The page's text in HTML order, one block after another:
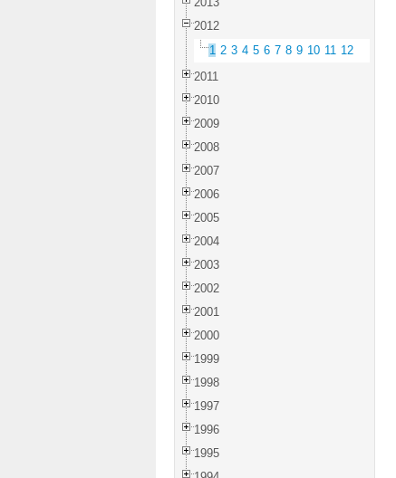
2012
1 2 3 4 5 6 7 8 9 10 11 12
2011
2010
2009
2008
2007
2006
2005
2004
2003
2002
2001
2000
1999
1998
1997
1996
1995